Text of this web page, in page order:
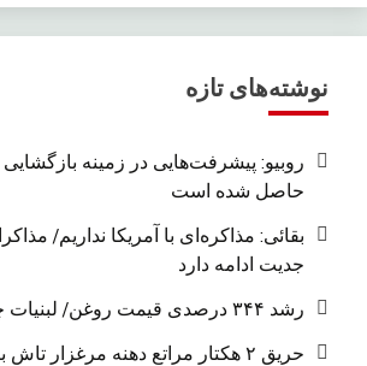
نوشته‌های تازه
روبیو: پیشرفت‌هایی در زمینه بازگشایی
حاصل شده است
بقائی: مذاکره‌ای با آمریکا نداریم/
جدیت ادامه دارد
رشد ۳۴۴ درصدی قیمت روغن/ لبنیات چقدر گران شد؟
حریق ۲ هکتار مراتع دهنه مرغزار